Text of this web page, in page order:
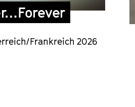
Frankreich 2026